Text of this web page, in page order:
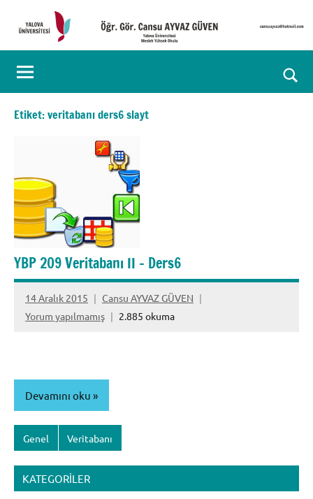
Öğr.
Gör.
Cansu
GÜVEN
Web
Sayfası
Etiket:veritabanı ders6 slayt
YBP 209 Veritabanı II – Ders6
14 Aralık 2015
Cansu AYVAZ GÜVEN
Yorum yapılmamış
2.885 okuma
Devamını oku
Genel Veritabanı
KATEGORILER